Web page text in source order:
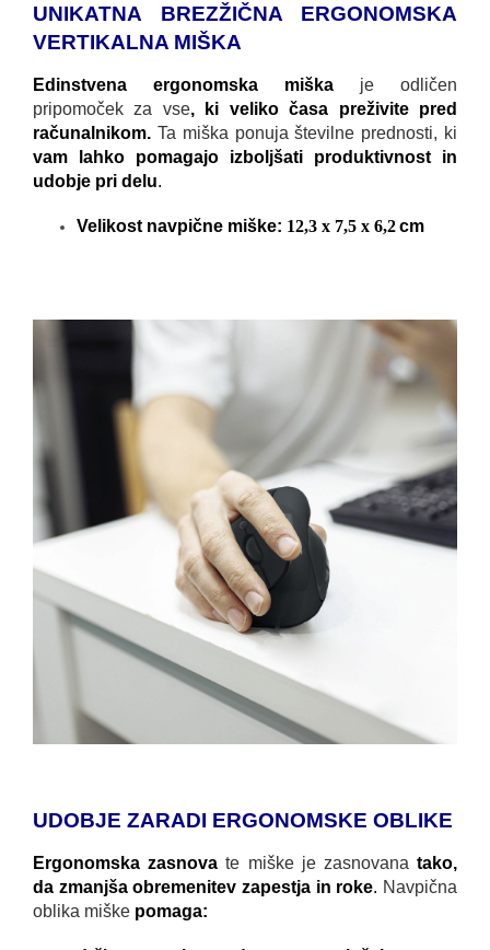
UNIKATNA BREZŽIČNA ERGONOMSKA
VERTIKALNA MIŠKA
Edinstvena ergonomska miška je odličen
pripomoček za vse, ki veliko časa preživite pred
računalnikom. Ta miška ponuja številne prednosti, ki
vam lahko pomagajo izboljšati produktivnost in
udobje pri delu.
Velikost navpične miške: 12,3 x 7,5 x 6,2cm
UDOBJE ZARADI ERGONOMSKE OBLIKE
Ergonomska zasnovate miške je zasnovanatako,
da zmanjša obremenitev zapestja in roke. Navpična
oblika miške pomaga: